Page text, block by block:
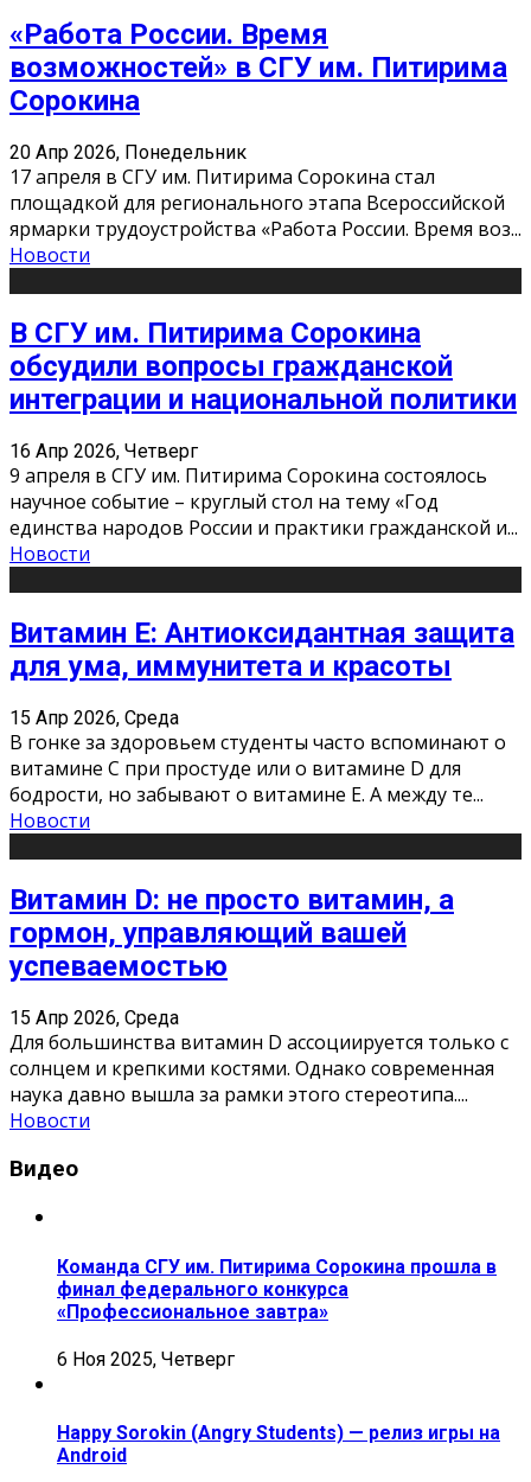
«Работа России. Время
возможностей» в СГУ им. Питирима
Сорокина
20 Апр 2026, Понедельник
17 апреля в СГУ им. Питирима Сорокина стал
площадкой для регионального этапа Всероссийской
ярмарки трудоустройства «Работа России. Время воз...
Новости
В СГУ им. Питирима Сорокина
обсудили вопросы гражданской
интеграции и национальной политики
16 Апр 2026, Четверг
9 апреля в СГУ им. Питирима Сорокина состоялось
научное событие – круглый стол на тему «Год
единства народов России и практики гражданской и...
Новости
Витамин Е: Антиоксидантная защита
для ума, иммунитета и красоты
15 Апр 2026, Среда
В гонке за здоровьем студенты часто вспоминают о
витамине С при простуде или о витамине D для
бодрости, но забывают о витамине Е. А между те...
Новости
Витамин D: не просто витамин, а
гормон, управляющий вашей
успеваемостью
15 Апр 2026, Среда
Для большинства витамин D ассоциируется только с
солнцем и крепкими костями. Однако современная
наука давно вышла за рамки этого стереотипа....
Новости
Видео
Команда СГУ им. Питирима Сорокина прошла в
финал федерального конкурса
«Профессиональное завтра»
6 Ноя 2025, Четверг
Happy Sorokin (Angry Students) — релиз игры на
Android